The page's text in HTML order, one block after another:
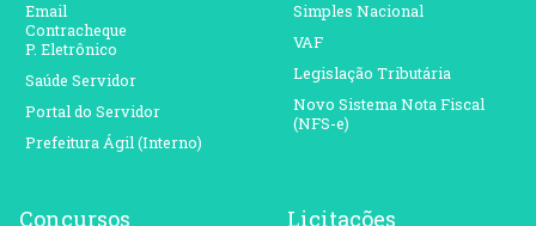
Email
Contracheque
P. Eletrônico
Saúde Servidor
Portal do Servidor
Prefeitura Ágil (Interno)
Simples Nacional
VAF
Legislação Tributária
Novo Sistema Nota Fiscal
(NFS-e)
Concursos Licitações